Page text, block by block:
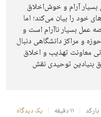
آرام و خوش‌اخلاق
خود را بیان می‌کند؛ اما
عمل بسیار ناآرام است و
و مراکز دانشگاهی دنبال
معاونت تهذیب و اخلاق
بنیادین توحیدی نقش
بارکد ۱۱ دقیقه یک دیدگاه